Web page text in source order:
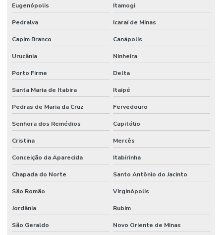
Eugenópolis Itamogi
Pedralva Icaraí de Minas
Capim Branco Canápolis
Urucânia Ninheira
Porto Firme Delta
Santa Maria de Itabira Itaipé
Pedras de Maria da Cruz Fervedouro
Senhora dos Remédios Capitólio
Cristina Mercês
Conceição da Aparecida Itabirinha
Chapada do Norte Santo Antônio do Jacinto
São Romão Virginópolis
Jordânia Rubim
São Geraldo Novo Oriente de Minas